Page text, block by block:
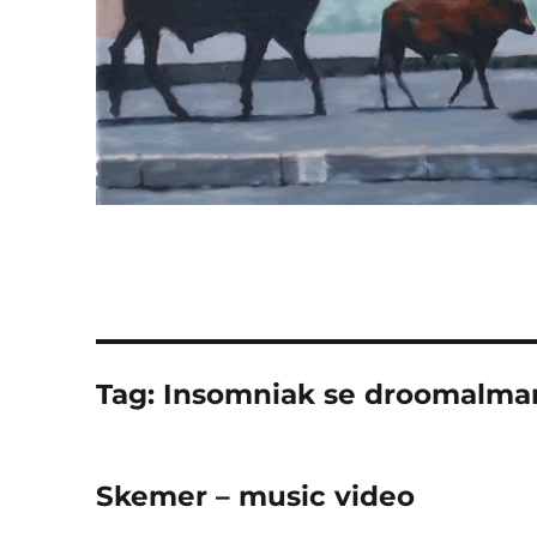
Tag: Insomniak se
Skemer – music video